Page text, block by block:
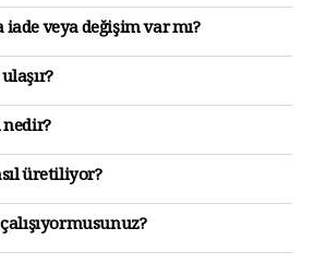
veya değişim var mı?
üretiliyor?